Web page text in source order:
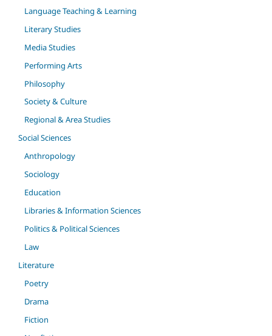
Language Teaching & Learning
Literary Studies
Media Studies
Performing Arts
Philosophy
Society & Culture
Regional & Area Studies
Social Sciences
Anthropology
Sociology
Education
Libraries & Information Sciences
Politics & Political Sciences
Law
Literature
Poetry
Drama
Fiction